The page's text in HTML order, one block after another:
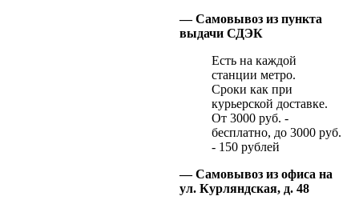
— Самовывоз из пункта
выдачи СДЭК
Есть на каждой
станции метро.
Сроки как при
курьерской доставке.
От 3000 руб. -
бесплатно, до 3000 руб.
- 150 рублей
— Самовывоз из офиса на
ул. Курляндская, д. 48